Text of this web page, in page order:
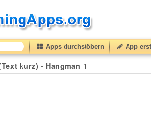
Apps durchstöbern App
kurz) - Hangman 1